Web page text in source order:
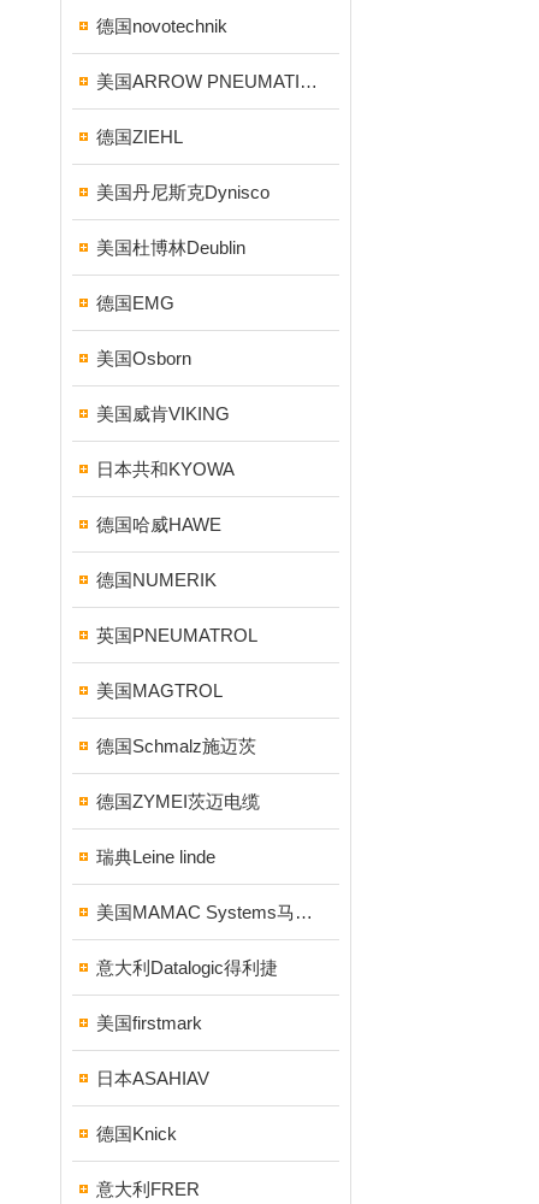
德国novotechnik
美国ARROW PNEUMATICS
德国ZIEHL
美国丹尼斯克Dynisco
美国杜博林Deublin
德国EMG
美国Osborn
美国威肯VIKING
日本共和KYOWA
德国哈威HAWE
德国NUMERIK
英国PNEUMATROL
美国MAGTROL
德国Schmalz施迈茨
德国ZYMEI茨迈电缆
瑞典Leine linde
美国MAMAC Systems马麦克
意大利Datalogic得利捷
美国firstmark
日本ASAHIAV
德国Knick
意大利FRER